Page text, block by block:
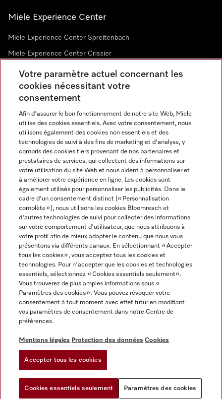
Miele Experience Center
Miele Experience Center Spreitenbach
Miele Experience Center Crissier
Newsletter
Langue
FRANÇAIS
Mentions légales
CGV
Protection des données
Paramètres des cookies
Miele sur Youtube
Votre paramètre actuel concernant les
cookies nécessitant votre
consentement
Afin d'assurer le bon fonctionnement de notre site Web, Miele
utilise des cookies essentiels. Avec votre consentement, nous
utilisons également des cookies non essentiels et des
technologies de suivi à des fins de marketing et d'analyse, y
compris des cookies tiers provenant de nos partenaires et
prestataires de services, qui collectent des informations sur
votre utilisation du site Web et nous aident à personnaliser et
à améliorer votre expérience en ligne. Les cookies sont
également utilisés pour personnaliser les publicités. Dans le
cadre d'un consentement distinct (« Personnalisation
complète »), nous utilisons les cookies Bloomreach et
d'autres technologies de suivi pour collecter des informations
sur votre comportement d'utilisateur, que nous attribuons à
votre profil afin de mieux adapter le contenu que nous vous
présentons via différents canaux. En sélectionnant « Accepter
tous les cookies », vous acceptez tous les cookies et
technologies. Pour n'accepter que les cookies et technologies
essentiels, sélectionnez « Cookies essentiels seulement».
Vous trouverez de plus amples informations sous «
Paramètres des cookies ». Vous pouvez révoquer votre
consentement à tout moment avec effet futur en modifiant
vos paramètres de consentement dans notre Centre de
préférences.
Mentions légales Protection des données Cookies
Accepter tous les cookies
Cookies essentiels seulement Paramètres des cookies